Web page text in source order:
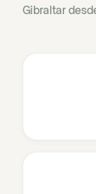
Gibraltar